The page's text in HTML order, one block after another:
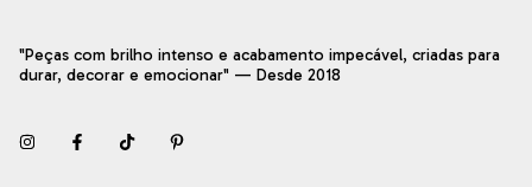
"Peças com brilho intenso e acabamento impecável, criadas para
durar, decorar e emocionar" — Desde 2018